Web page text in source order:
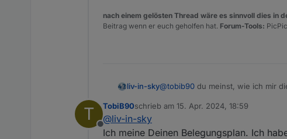
nach einem gelösten Thread wäre es sinnvoll dies
Beitrag wenn er euch geholfen hat. Forum-Tools:
liv-in-sky@tobib90 du meinst, wie ich mir
oder verstehe ich dich falsch ?
@tobib90sagte inneuer Adapter
T
Offline
TobiB90schrieb am 15. Apr. 2024, 18:59
zuletzt editiert von
@liv-in-sky
Ich meine Deinen Belegungsplan. Ich